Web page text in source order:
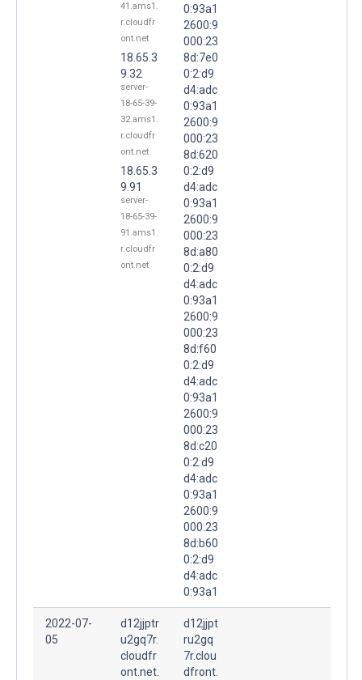
41.ams1.
r.cloudfr
ont.net
18.65.3
9.32
server-
18-65-39-
32.ams1.
r.cloudfr
ont.net
18.65.3
9.91
server-
18-65-39-
91.ams1.
r.cloudfr
ont.net
0:93a1
2600:9
000:23
8d:7e0
0:2:d9
d4:adc
0:93a1
2600:9
000:23
8d:620
0:2:d9
d4:adc
0:93a1
2600:9
000:23
8d:a80
0:2:d9
d4:adc
0:93a1
2600:9
000:23
8d:f60
0:2:d9
d4:adc
0:93a1
2600:9
000:23
8d:c20
0:2:d9
d4:adc
0:93a1
2600:9
000:23
8d:b60
0:2:d9
d4:adc
0:93a1
2022-07-
05
d12jjptr
u2gq7r.
cloudfr
ont.net.
d12jjpt
ru2gq
7r.clou
dfront.